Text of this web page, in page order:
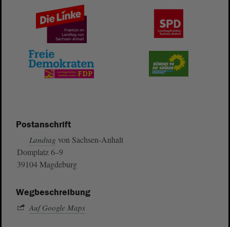
Postanschrift
Landtag von Sachsen-Anhalt
Domplatz 6–9
39104 Magdeburg
Wegbeschreibung
Auf Google Maps